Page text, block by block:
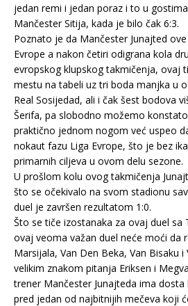
jedan remi i jedan poraz i to u
Mančester Sitija, kada je bilo čak 6:3.
Poznato je da Mančester Junajted
Evrope a nakon četiri odigrana kola
evropskog klupskog takmičenja, ovaj
mestu na tabeli uz tri boda manjka u
Real Sosijedad, ali i čak šest bodova
Šerifa, pa slobodno možemo
praktično jednom nogom već uspeo
nokaut fazu Liga Evrope, što je bez
primarnih ciljeva u ovom delu sezone.
U prošlom kolu ovog takmičenja
što se očekivalo na svom stadionu
duel je završen rezultatom 1:0.
Što se tiče izostanaka za ovaj duel sa
ovaj veoma važan duel neće moći da
Marsijala, Van Den Beka, Van Bisaku
velikim znakom pitanja Eriksen i
trener Mančester Junajteda ima
pred jedan od najbitnijih mečeva koji